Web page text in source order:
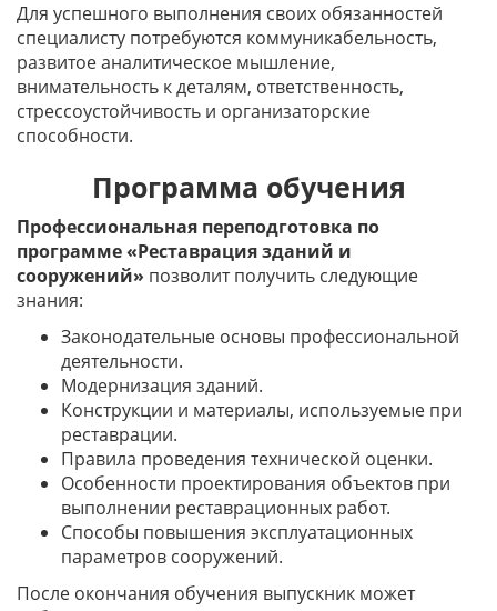
Для успешного выполнения своих обязанностей
специалисту потребуются коммуникабельность,
развитое аналитическое мышление,
внимательность к деталям, ответственность,
стрессоустойчивость и организаторские
способности.
Программа обучения
Профессиональная переподготовка по
программе «Реставрация зданий и
сооружений» позволит получить следующие
знания:
Законодательные основы профессиональной
деятельности.
Модернизация зданий.
Конструкции и материалы, используемые при
реставрации.
Правила проведения технической оценки.
Особенности проектирования объектов при
выполнении реставрационных работ.
Способы повышения эксплуатационных
параметров сооружений.
После окончания обучения выпускник может